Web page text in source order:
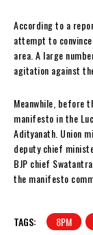
According to a
attempt to
area. A large
agitation against
Meanwhile, before
manifesto in the
Adityanath. Union
deputy chief
BJP chief
the manifesto
TAGS: 8PM